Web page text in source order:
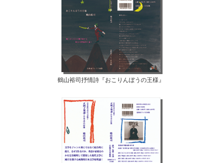
鶴山裕司抒情詩『おこりんぼうの王様』